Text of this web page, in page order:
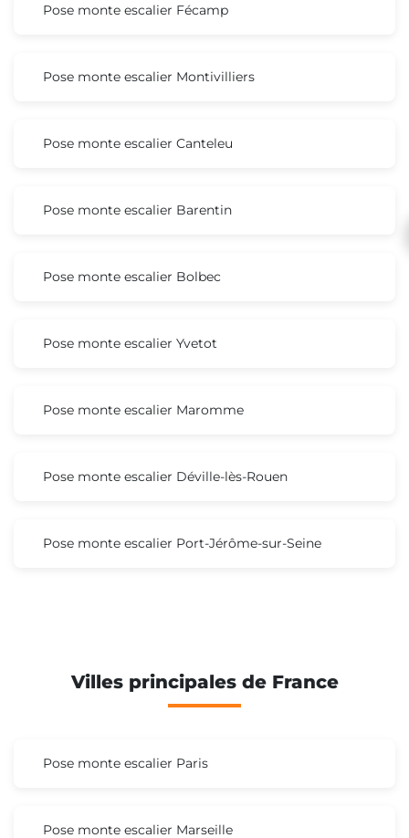
Pose monte escalier Fécamp
Pose monte escalier Montivilliers
Pose monte escalier Canteleu
Pose monte escalier Barentin
Pose monte escalier Bolbec
Pose monte escalier Yvetot
Pose monte escalier Maromme
Pose monte escalier Déville-lès-Rouen
Pose monte escalier Port-Jérôme-sur-Seine
Villes principales de France
Pose monte escalier Paris
Pose monte escalier Marseille